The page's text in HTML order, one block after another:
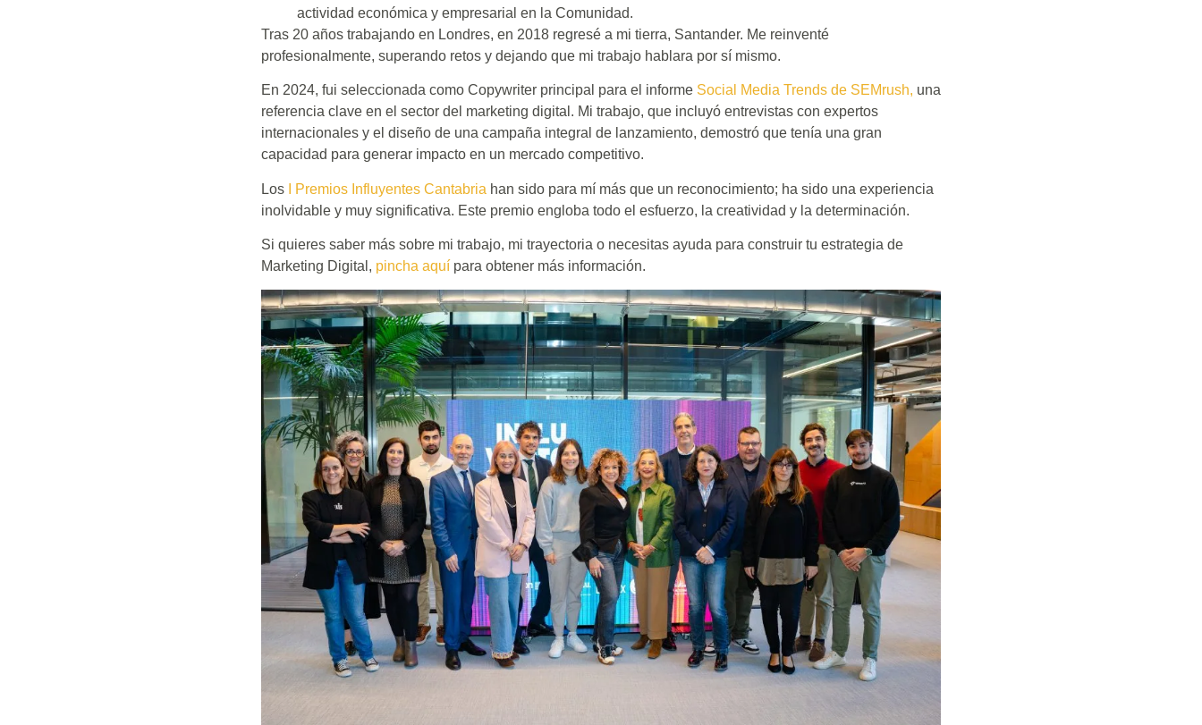
actividad económica y empresarial en la Comunidad.
Tras 20 años trabajando en Londres, en 2018 regresé a mi tierra, Santander. Me reinventé
profesionalmente, superando retos y dejando que mi trabajo hablara por sí mismo.
En 2024, fui seleccionada como Copywriter principal para el informe Social Media Trends de SEMrush, una
referencia clave en el sector del marketing digital. Mi trabajo, que incluyó entrevistas con expertos
internacionales y el diseño de una campaña integral de lanzamiento, demostró que tenía una gran
capacidad para generar impacto en un mercado competitivo.
Los I Premios Influyentes Cantabria han sido para mí más que un reconocimiento; ha sido una experiencia
inolvidable y muy significativa. Este premio engloba todo el esfuerzo, la creatividad y la determinación.
Si quieres saber más sobre mi trabajo, mi trayectoria o necesitas ayuda para construir tu estrategia de
Marketing Digital, pincha aquí para obtener más información.